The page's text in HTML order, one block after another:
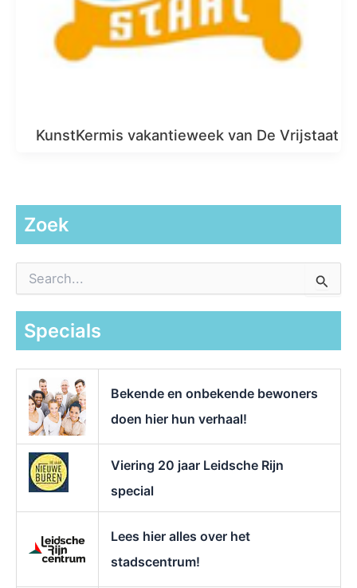
KunstKermis vakantieweek van De Vrijstaat
Zoek
a
Specials
Bekende en onbekende bewoners
doen hier hun verhaal!
Viering 20 jaar Leidsche Rijn
special
Lees hier alles over het
stadscentrum!